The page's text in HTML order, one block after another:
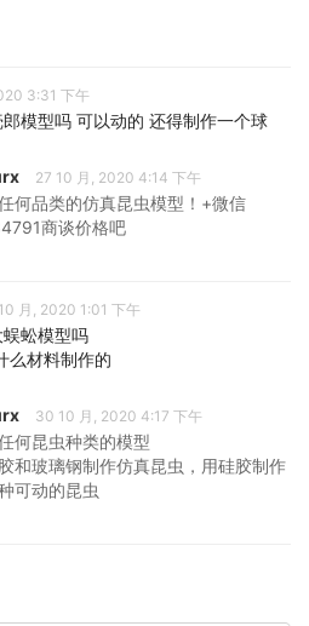
3:31 下午
模型吗 可以动的 还得制作一个球
27 10 月, 2020 4:14 下午
何品类的仿真昆虫模型！+微信
商谈价格吧
月, 2020 1:01 下午
蚣模型吗
么材料制作的
30 10 月, 2020 4:17 下午
何昆虫种类的模型
和玻璃钢制作仿真昆虫，用硅胶制作
可动的昆虫